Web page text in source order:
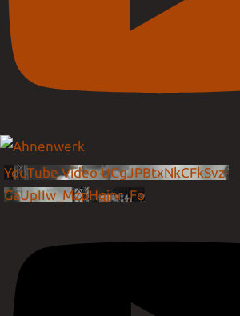
YouTube Video UCgJPBtxNkCFkSvz-
GaUpIIw_MzpHgjnr_Fo